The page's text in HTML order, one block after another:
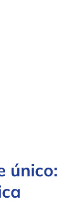
único: